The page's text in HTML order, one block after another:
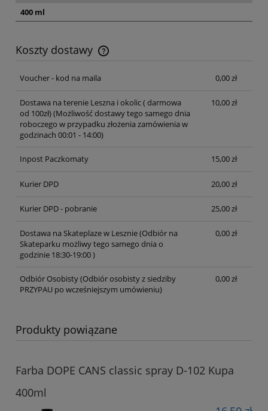
400 ml
Koszty dostawy
Cena nie zawiera ewentualnych kosztów płatności
Voucher - kod na maila
0,00 zł
Dostawa na terenie Leszna i okolic ( darmowa
od 100zł)(Możliwość dostawy tego samego dnia
roboczego w przypadku złożenia zamówienia w
godzinach 00:01 - 14:00)
10,00 zł
Inpost Paczkomaty 15,00 zł
Kurier DPD 20,00 zł
Kurier DPD - pobranie 25,00 zł
Dostawa na Skateplaze w Lesznie(Odbiór na
Skateparku możliwy tego samego dnia o
godzinie 18:30-19:00 )
0,00 zł
Odbiór Osobisty(Odbiór osobisty z siedziby
PRZYPAU po wcześniejszym umówieniu)
0,00 zł
Produkty powiązane
Farba DOPE CANS classic spray D-102 Kupa
400ml